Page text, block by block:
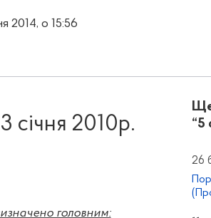
2014, о 15:56
січня 2010р.
головним:
Ще
“5
26